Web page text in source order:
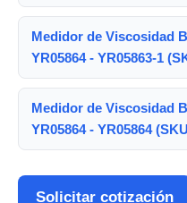
Medidor de Viscosidad
YR05864 - YR05863-1
Medidor de Viscosidad
YR05864 - YR05864
Solicitar cotización